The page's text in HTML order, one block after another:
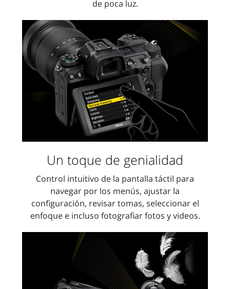
de poca luz.
Un toque de genialidad
Control intuitivo de la pantalla táctil para
navegar por los menús, ajustar la
configuración, revisar tomas, seleccionar el
enfoque e incluso fotografiar fotos y videos.